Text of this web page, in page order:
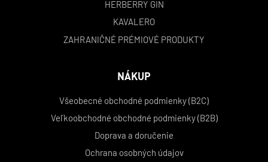
HERBERRY GIN
KAVALERO
ZAHRANIČNÉ PRÉMIOVÉ PRODUKTY
NÁKUP
Všeobecné obchodné podmienky (B2C)
Veľkoobchodné obchodné podmienky (B2B)
Doprava a doručenie
Ochrana osobných údajov